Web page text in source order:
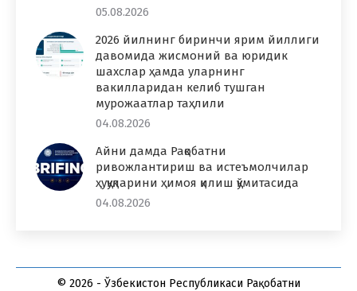
05.08.2026
2026 йилнинг биринчи ярим йиллиги
давомида жисмоний ва юридик
шахслар ҳамда уларнинг
вакилларидан келиб тушган
мурожаатлар таҳлили
04.08.2026
Айни дамда Рақобатни
ривожлантириш ва истеъмолчилар
ҳуқуқларини ҳимоя қилиш қўмитасида
04.08.2026
© 2026 - Ўзбекистон Республикаси Рақобатни